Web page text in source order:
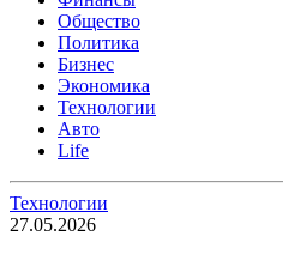
Общество
Политика
Бизнес
Экономика
Технологии
Авто
Life
Технологии
27.05.2026